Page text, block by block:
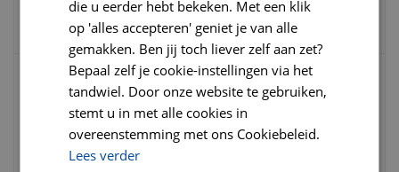
Hill's prescription diet feline k/d kidney
defence zalm pouch 12x85 gram Kattenv
95 € 18,95
die u eerder hebt bekeken. Met een klik
op 'alles accepteren' geniet je van alle
gemakken. Ben jij toch liever zelf aan zet?
Bepaal zelf je cookie-instellingen via het
tandwiel. Door onze website te gebruiken,
stemt u in met alle cookies in
overeenstemming met ons Cookiebeleid.
Lees verder